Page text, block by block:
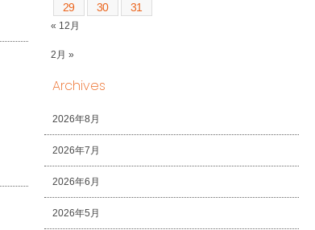
29
30 31
« 12月
2月 »
Archives
2026年8月
2026年7月
2026年6月
2026年5月